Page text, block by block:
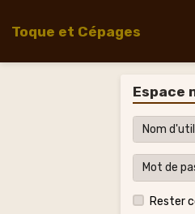
Toque et Cépages
Espace
Rester